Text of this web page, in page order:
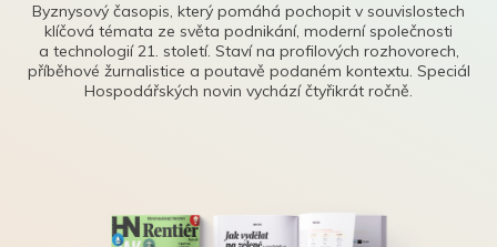
Byznysový časopis, který pomáhá pochopit v souvislostech
klíčová témata ze světa podnikání, moderní společnosti
a technologií 21. století. Staví na profilových rozhovorech,
příběhové žurnalistice a poutavě podaném kontextu. Speciál
Hospodářských novin vychází čtyřikrát ročně.